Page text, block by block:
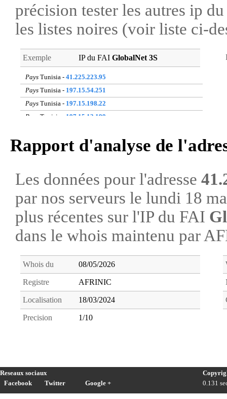
précision tester les autres ip
les listes noires (voir liste ci-
Exemple IP du FAI GlobalNet 3S
Pays Tunisia - 41.225.223.95
Pays Tunisia - 197.15.54.251
Pays Tunisia - 197.15.198.22
Pays Tunisia - 197.15.13.199
PaysTunisia -41.225.154.61
Pays
Tunisia -
Pays
Tunisia -41.225.85.203
Pays Tunisia - 197.15.94.47
Rapport d'analyse de
Les données pour l'adresse
par nos serveurs le lundi 18
plus récentes sur l'IP du FAI
dans le whois maintenu par
Whois du 08/05/2026
Registre AFRINIC
Localisation 18/03/2024
Precision 1/10
Reseaux sociaux
Facebook
Twitter Google +
0.131